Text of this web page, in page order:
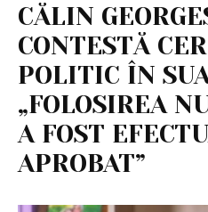
CĂLIN
CONTESTĂ
POLITIC ÎN
„FOLOSIREA
A FOST
APROBAT”